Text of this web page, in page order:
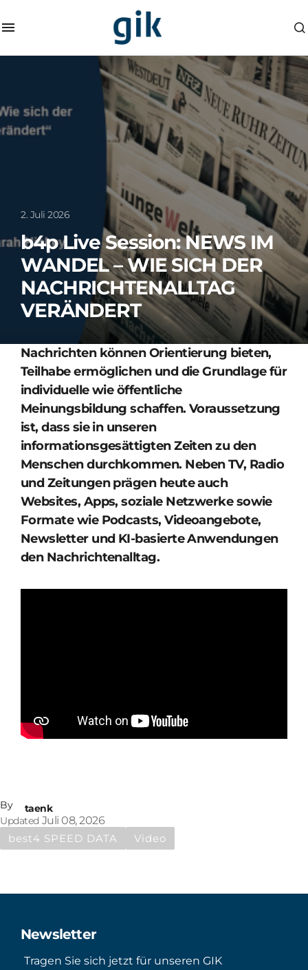
2. Juli 2026
b4p Live Session: NEWS IM
WANDEL – WIE SICH DER
NACHRICHTENALLTAG
VERÄNDERT
Nachrichten können Orientierung bieten,
Teilhabe ermöglichen und die Grundlage für
individuelle wie öffentliche
Meinungsbildung schaffen. Voraussetzung
ist, dass sie in unseren
informationsgesättigten Zeiten zu den
Menschen durchkommen. Neben TV, Radio
und Zeitungen prägen heute auch
Websites, Apps, soziale Netzwerke sowie
Formate wie Podcasts, Videoangebote,
Newsletter und KI-basierte Anwendungen
den Nachrichtenalltag.
By
taenk
Updated Juli 08, 2026
best4 SPEED DATA
Video
Newsletter
Tragen Sie sich jetzt für unseren GIK